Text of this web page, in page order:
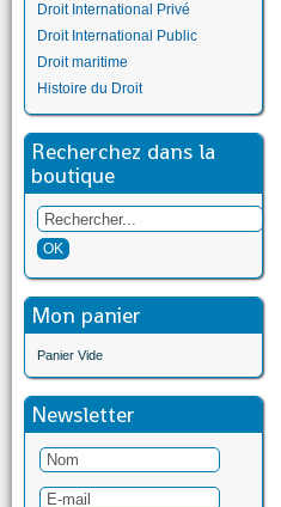
Droit International Privé
Droit International Public
Droit maritime
Histoire du Droit
Recherchez dans la
boutique
Mon panier
Panier Vide
Newsletter